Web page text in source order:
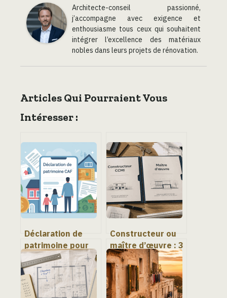
Architecte-conseil passionné,
j’accompagne avec exigence et
enthousiasme tous ceux qui souhaitent
intégrer l’excellence des matériaux
nobles dans leurs projets de rénovation.
Articles Qui Pourraient Vous
Intéresser :
Déclaration de
patrimoine pour
les aides au
logement caf : ce
qu’il faut vraiment
savoir
Constructeur ou
maître d’œuvre : 3
critères pour
sécuriser votre
projet de maison